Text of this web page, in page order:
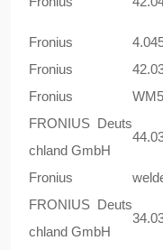
Fronius
Fronius
Fronius
FRONIUS Deuts
chland GmbH
Fronius
FRONIUS Deuts
chland GmbH